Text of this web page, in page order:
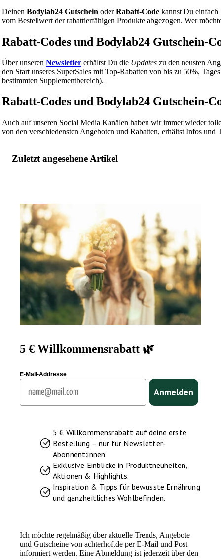
Deinen Bodylab24 Gutschein oder Rabatt-Code kannst Du einfach
vom Bestellwert der rabattierfähigen Produkte abgezogen. Wer
Rabatt-Codes und Bodylab24 Gutschein-
Über unseren Newsletter erhältst Du die Updates zu den neusten
den Start unseres SuperSales mit Top-Rabatten von bis zu 50%,
bestimmten Supplementbereich).
Rabatt-Codes und Bodylab24 Gutschein-
Auch auf unseren Social Media Kanälen haben wir immer wieder
von den verschiedensten Angeboten und Rabatten, erhältst Infos
Zuletzt angesehene Artikel
5 € Willkommensrabatt 🌿
E-Mail-Addresse
Email
Anmelden
5 € Willkommensrabatt auf deine erste
Bestellung – nur für Newsletter-
Abonnent:innen.
Exklusive Einblicke in Produktneuheiten,
Aktionen & Highlights.
Inspiration & Tipps für bewusste Ernährung
und ganzheitliches Wohlbefinden.
Ich möchte regelmäßig über aktuelle Trends, Angebote
und Gutscheine von achterhof.de per E-Mail und Post
informiert werden. Eine Abmeldung ist jederzeit über den